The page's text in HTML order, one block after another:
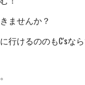
ませんか？
行けるののもC'sな